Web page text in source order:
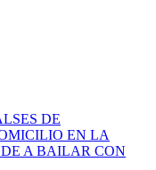
DE
EN LA
A BAILAR CON